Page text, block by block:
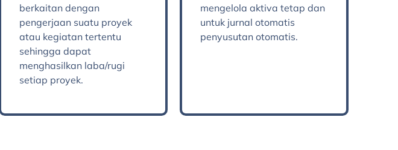
berkaitan dengan
pengerjaan suatu proyek
atau kegiatan tertentu
sehingga dapat
menghasilkan laba/rugi
setiap proyek.
mengelola aktiva tetap dan
untuk jurnal otomatis
penyusutan otomatis.